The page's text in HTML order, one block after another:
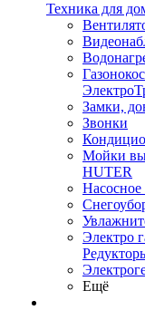
Техника для
Замки,
Звонки
Мойки
HUTER
Насосное
Электро
Ещё